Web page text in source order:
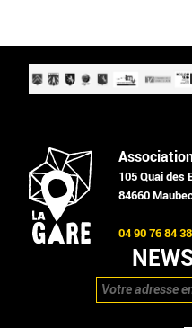
105 Quai des
84660
04 90 76 84 38